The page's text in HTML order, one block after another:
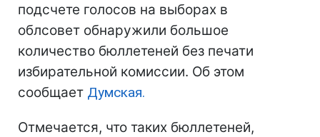
подсчете голосов на выборах в
облсовет обнаружили большое
количество бюллетеней без печати
избирательной комиссии. Об этом
сообщает Думская.
Отмечается, что таких бюллетеней,